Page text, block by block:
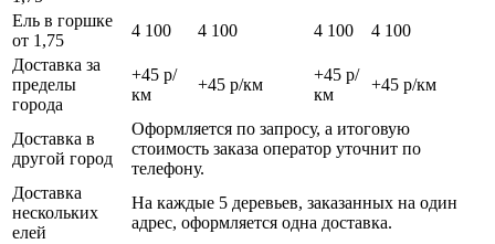
Ель в горшке
от 1,75
4 100 4 100 4 100
4 100
Доставка за
пределы
города
+45 р/
км
+45 р/км
+45 р/
км
+45 р/км
Доставка в
другой город
Оформляется по запросу, а итоговую
стоимость заказа оператор уточнит по
телефону.
Доставка
нескольких
елей
На каждые 5 деревьев, заказанных на один
адрес, оформляется одна доставка.